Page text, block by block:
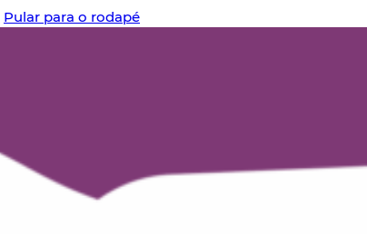
Pular para o rodapé